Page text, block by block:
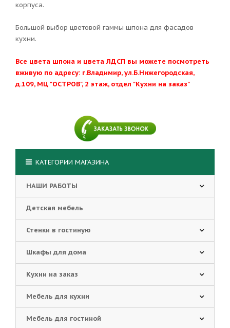
корпуса.
Большой выбор цветовой гаммы шпона для фасадов
кухни.
Все цвета шпона и цвета ЛДСП вы можете посмотреть
вживую по адресу: г.Владимир, ул.Б.Нижегородская,
д.109, МЦ "ОСТРОВ", 2 этаж, отдел "Кухни на заказ"
КАТЕГОРИИ МАГАЗИНА
НАШИ РАБОТЫ
Детская мебель
Стенки в гостиную
Шкафы для дома
Кухни на заказ
Мебель для кухни
Мебель для гостиной